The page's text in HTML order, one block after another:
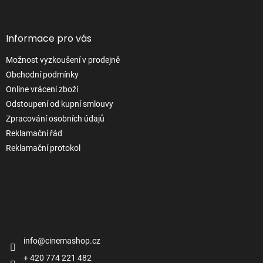
Informace pro vás
Možnost vyzkoušení v prodejně
Obchodní podmínky
Online vrácení zboží
Odstoupení od kupní smlouvy
Zpracování osobních údajů
Reklamační řád
Reklamační protokol
info@cinemashop.cz
+ 420 774 221 482